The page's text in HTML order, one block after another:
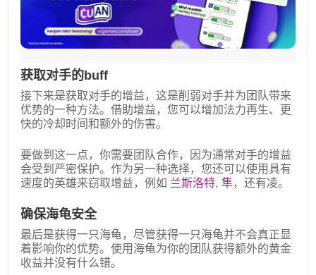
获取对手的buff
接下来是获取对手的增益，这是削弱对手并为团队带来
优势的一种方法。借助增益，您可以增加法力再生、更
快的冷却时间和额外的伤害。
要做到这一点，你需要团队合作，因为通常对手的增益
会受到严密保护。作为另一种选择，您还可以使用具有
速度的英雄来窃取增益，例如 兰斯洛特, 隼，还有凌。
确保海龟安全
最后是获得一只海龟，尽管获得一只海龟并不会真正显
着影响你的优势。使用海龟为你的团队获得额外的黄金
收益并没有什么错。